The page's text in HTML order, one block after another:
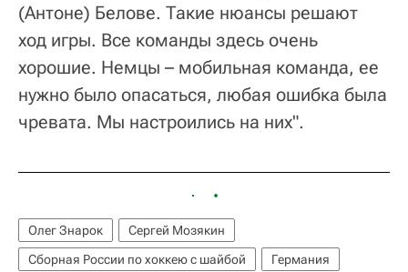
(Антоне) Белове. Такие нюансы решают
ход игры. Все команды здесь очень
хорошие. Немцы – мобильная команда, ее
нужно было опасаться, любая ошибка была
чревата. Мы настроились на них".
Олег Знарок
Сергей Мозякин
Сборная России по хоккею с шайбой
Германия